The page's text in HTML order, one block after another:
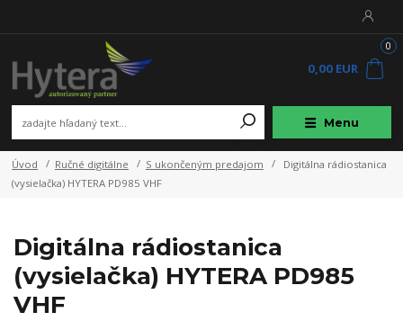
Menu
0
0,00 EUR
Úvod Ručné digitálne S ukončeným predajom
Digitálna rádiostanica
(vysielačka) HYTERA PD985 VHF
Digitálna rádiostanica
(vysielačka) HYTERA PD985
VHF